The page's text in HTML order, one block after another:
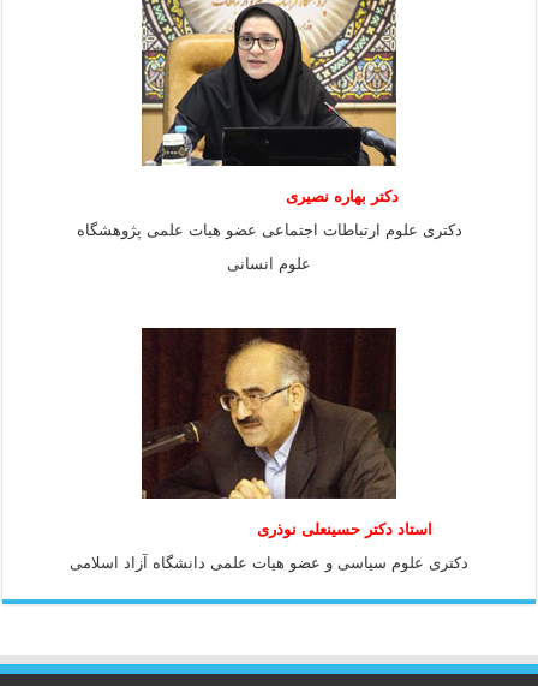
دکتر بهاره نصیری
دکتری علوم ارتباطات اجتماعی عضو هیات علمی پژوهشگاه
علوم انسانی
استاد دكتر حسينعلی نوذری
دكتری علوم سياسی و عضو هيات علمی دانشگاه آزاد اسلامی